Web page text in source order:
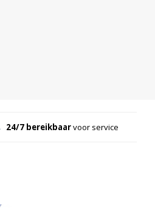
24/7 bereikbaarvoor service